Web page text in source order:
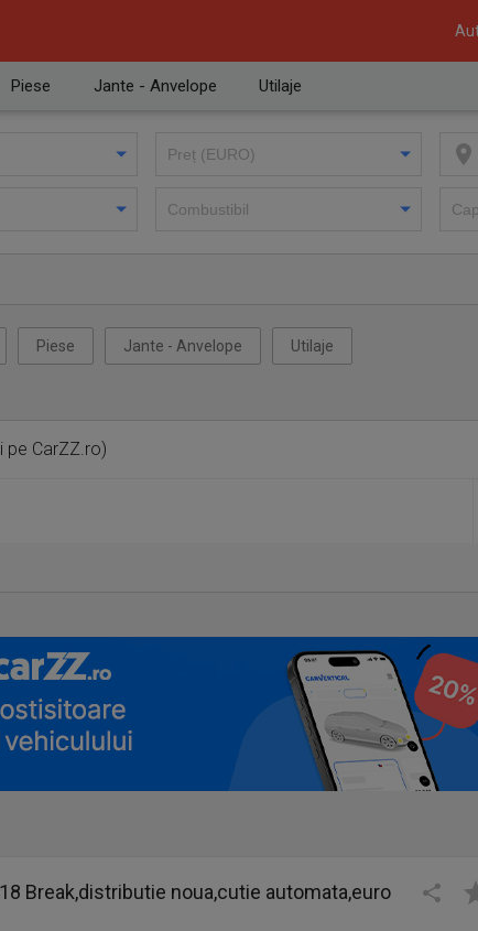
Piese Jante - Anvelope Utilaje
Piese Jante - Anvelope Utilaje
pe CarZZ.ro)
Break,distributie noua,cutie automata,euro